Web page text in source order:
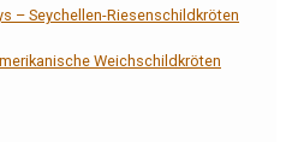
– Seychellen-Riesenschildkröten
Weichschildkröten